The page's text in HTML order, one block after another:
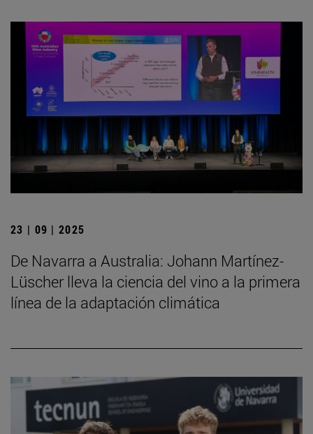
23 | 09 | 2025
De Navarra a Australia: Johann Martínez-
Lüscher lleva la ciencia del vino a la primera
línea de la adaptación climática